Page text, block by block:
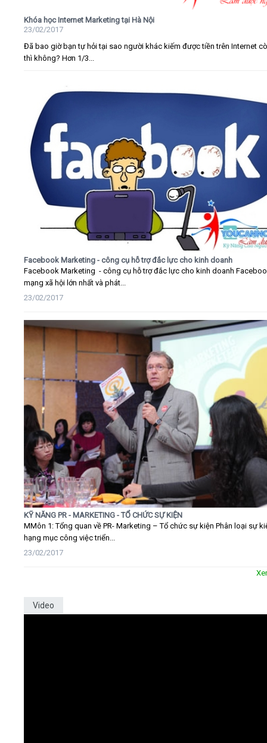
Khóa học Internet Marketing tại Hà Nội
23/02/2017
Đã bao giờ bạn tự hỏi tại sao người khác kiếm được tiền trên Internet
thì không? Hơn 1/3...
Facebook Marketing - công cụ hỗ trợ đắc lực cho kinh doanh
Facebook Marketing - công cụ hỗ trợ đắc lực cho kinh doanh
mạng xã hội lớn nhất và phát...
23/02/2017
KỸ NĂNG PR - MARKETING - TỔ CHỨC SỰ KIỆN
MMôn 1: Tổng quan về PR- Marketing – Tổ chức sự kiện Phân loại sự
hạng mục công việc triển...
23/02/2017
Video